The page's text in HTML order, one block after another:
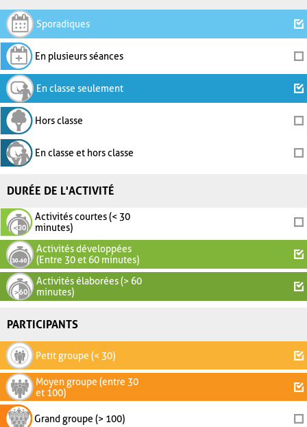
Sporadiques
En plusieurs séances
En classe seulement
Hors classe
En classe et hors classe
DURÉE DE L'ACTIVITÉ
Activités courtes (< 30
minutes)
Activités développées
(Entre 30 et 60 minutes)
Activités élaborées (> 60
minutes)
PARTICIPANTS
Petit groupe (< 30)
Moyen groupe (entre 30
et 100)
Grand groupe (> 100)